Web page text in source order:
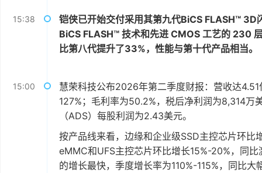
15:38
铠侠已开始交付采用其第九代BiCS FLASH™
BiCS FLASH™ 技术和先进 CMOS 工艺的 230
比第八代提升了33%，性能与第十代产品相当。
15:00
慧荣科技公布2026年第二季度财报：营收达
127%；毛利率为50.2%，税后净利润为8,314万
（ADS）每股利润为2.43美元。
按产品线来看，边缘和企业级SSD主控芯片环
eMMC和UFS主控芯片环比增长15%-20%，同
的增长最快，季度增长率为110%-115%，同比大